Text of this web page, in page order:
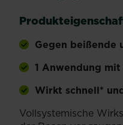
Gegen beißende
1 Anwendung
Wirkt schnell*
Vollsystemische